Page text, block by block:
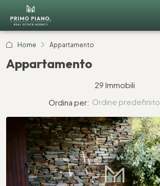
Home Appartamento
Appartamento
29 Immobili
Ordina per: Ordine predefinito